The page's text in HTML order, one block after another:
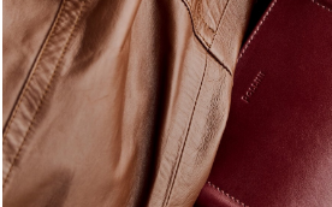
Classy, sassy, trendy - the new